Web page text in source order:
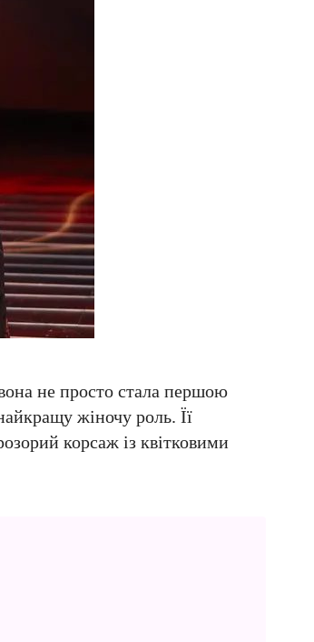
не просто стала першою
жіночу роль. Її
корсаж із квітковими